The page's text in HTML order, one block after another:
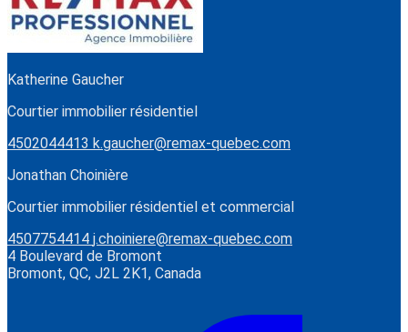
Katherine Gaucher
Courtier immobilier résidentiel
4502044413 k.gaucher@remax-quebec.com
Jonathan Choinière
Courtier immobilier résidentiel et commercial
4507754414 j.choiniere@remax-quebec.com
4 Boulevard de Bromont
Bromont, QC, J2L 2K1, Canada